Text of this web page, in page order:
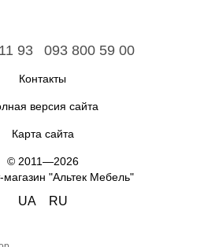
93 093 800 59 00
Контакты
версия сайта
Карта сайта
© 2011—2026
магазин "Альтек Мебель"
UA RU